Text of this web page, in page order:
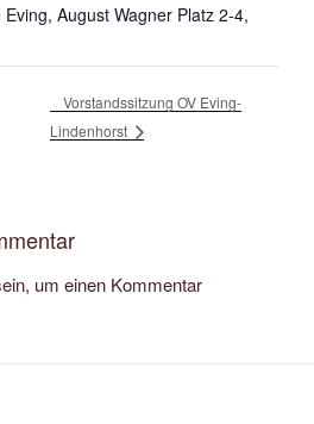
August Wagner Platz 2-4,
Vorstandssitzung OV Eving-
Lindenhorst
um einen Kommentar